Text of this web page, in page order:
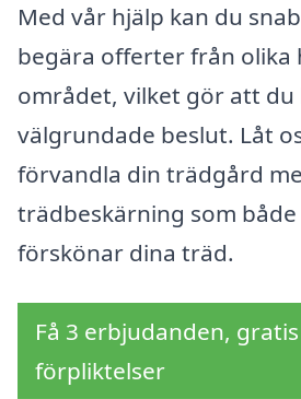
Med vår hjälp kan du
begära offerter från olika
området, vilket gör att du
välgrundade beslut. Låt
förvandla din trädgård
trädbeskärning som
förskönar dina träd.
Få 3 erbjudanden,
förpliktelser